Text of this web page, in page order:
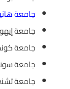
جامعة
جامعة
جامعة
جامعة
جامعة